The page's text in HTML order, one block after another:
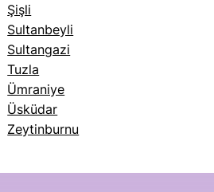
Şişli
Sultanbeyli
Sultangazi
Tuzla
Ümraniye
Üsküdar
Zeytinburnu